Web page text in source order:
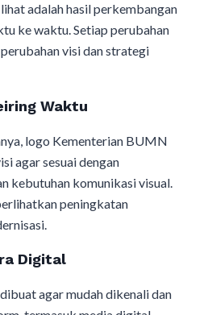
adalah hasil perkembangan
ke waktu. Setiap perubahan
visi dan strategi
Waktu
logo Kementerian BUMN
agar sesuai dengan
kebutuhan komunikasi visual.
peningkatan
Digital
agar mudah dikenali dan